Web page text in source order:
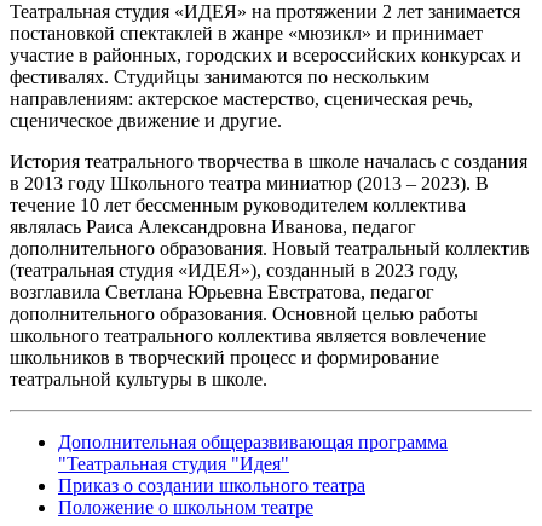
Театральная студия «ИДЕЯ» на протяжении 2 лет занимается
постановкой спектаклей в жанре «мюзикл» и принимает
участие в районных, городских и всероссийских конкурсах и
фестивалях. Студийцы занимаются по нескольким
направлениям: актерское мастерство, сценическая речь,
сценическое движение и другие.
История театрального творчества в школе началась с создания
в 2013 году Школьного театра миниатюр (2013 – 2023). В
течение 10 лет бессменным руководителем коллектива
являлась Раиса Александровна Иванова, педагог
дополнительного образования. Новый театральный коллектив
(театральная студия «ИДЕЯ»), созданный в 2023 году,
возглавила Светлана Юрьевна Евстратова, педагог
дополнительного образования. Основной целью работы
школьного театрального коллектива является вовлечение
школьников в творческий процесс и формирование
театральной культуры в школе.
Дополнительная общеразвивающая программа
"Театральная студия "Идея"
Приказ о создании школьного театра
Положение о школьном театре